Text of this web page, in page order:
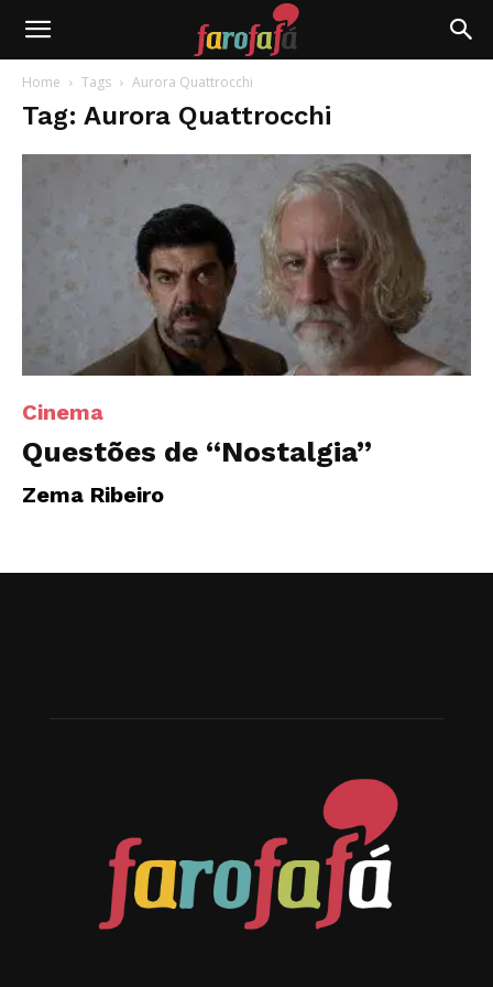
Farofafá
Home Tags Aurora Quattrocchi
Tag: Aurora Quattrocchi
Cinema
Questões de “Nostalgia”
Zema Ribeiro